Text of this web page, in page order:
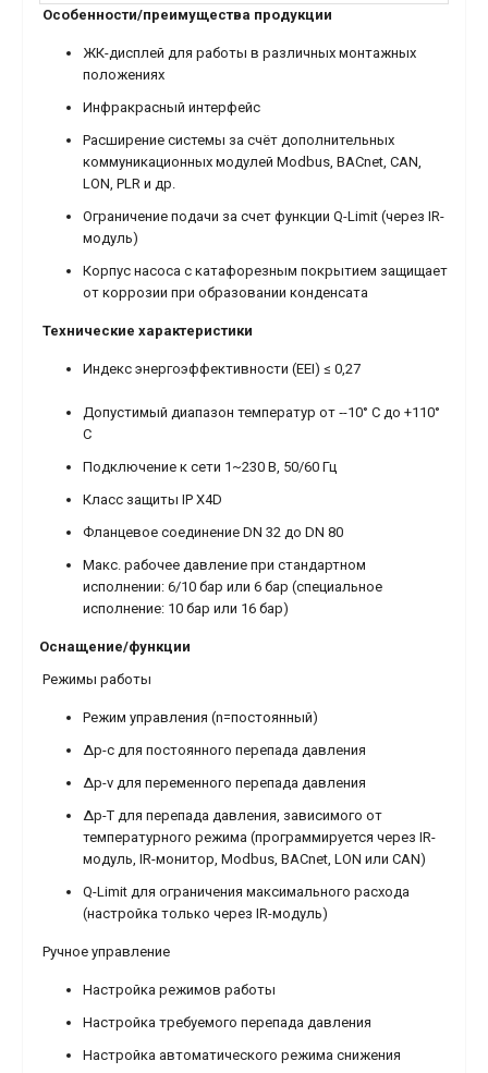
Особенности/преимущества продукции
ЖК-дисплей для работы в различных монтажных
положениях
Инфракрасный интерфейс
Расширение системы за счёт дополнительных
коммуникационных модулей Modbus, BACnet, CAN,
LON, PLR и др.
Ограничение подачи за счет функции Q-Limit (через IR-
модуль)
Корпус насоса с катафорезным покрытием защищает
от коррозии при образовании конденсата
Технические характеристики
Индекс энергоэффективности (EEI) ≤ 0,27
Допустимый диапазон температур от ‐-10° C до +110°
C
Подключение к сети 1~230 В, 50/60 Гц
Класс защиты IP X4D
Фланцевое соединение DN 32 до DN 80
Макс. рабочее давление при стандартном
исполнении: 6/10 бар или 6 бар (специальное
исполнение: 10 бар или 16 бар)
Оснащение/функции
Режимы работы
Режим управления (n=постоянный)
Δp-c для постоянного перепада давления
Δp-v для переменного перепада давления
Δp-T для перепада давления, зависимого от
температурного режима (программируется через IR-
модуль, IR-монитор, Modbus, BACnet, LON или CAN)
Q-Limit для ограничения максимального расхода
(настройка только через IR-модуль)
Ручное управление
Настройка режимов работы
Настройка требуемого перепада давления
Настройка автоматического режима снижения